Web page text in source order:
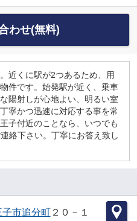
わせ(無料)
近くに駅が2つあるため、用
件です。始発駅が近く、乗車
陽射しが心地よい、明るい室
寧かつ迅速に対応する事を常
子付近のことなら、いつでも
絡下さい。丁寧にお答え致し
子市追分町２０－１